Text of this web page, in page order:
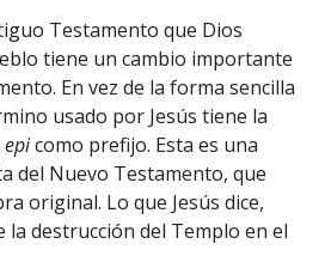
Testamento que Dios
tiene un cambio importante
En vez de la forma sencilla
usado por Jesús tiene la
epi como prefijo. Esta es una
original. Lo que Jesús dice,
la destrucción del Templo en el